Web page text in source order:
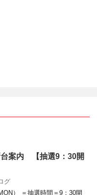
案内 【抽選9：30開
グ
） ＝抽選時間＝9：30開